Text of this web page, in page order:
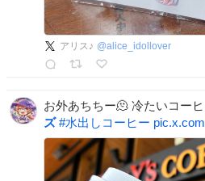
アリス♪ @alice_idollover
お外あちちー🫠 冷たいコー
ズ #水出しコーヒー